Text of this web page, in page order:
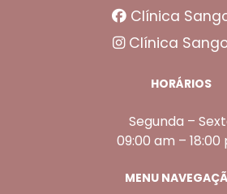
Clínica
Clínica
HORÁRIOS
Segunda –
09:00 am – 18:00
MENU